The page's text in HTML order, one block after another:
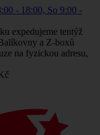
- 18:00, So 9:00 -
expedujeme tentýž
a Z-boxů
na fyzickou adresu,